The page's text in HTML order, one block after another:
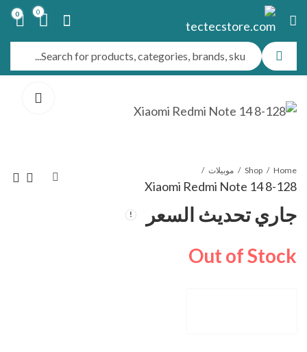
0
0
Home
Shop موبيلات
Xiaomi Redmi Note 14 8-128
جاري تحديث السعر
Out of Stock